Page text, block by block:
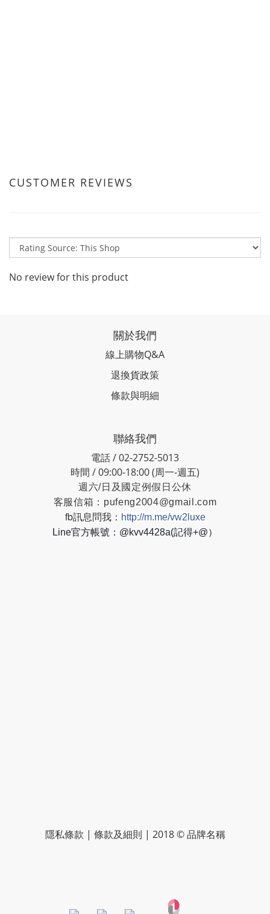
CUSTOMER REVIEWS
No review for this product
關於我們
線上購物Q&A
退換貨政策
條款與明細
聯絡我們
電話 / 02-2752-5013
時間 / 09:00-18:00 (周一-週五)
週六/日及國定例假日公休
客服信箱： pufeng2004@gmail.com
fb訊息問我： http://m.me/vw2luxe
Line官方帳號：@kvv4428a(記得+@）
隱私條款 | 條款及細則 | 2018 © 品牌名稱